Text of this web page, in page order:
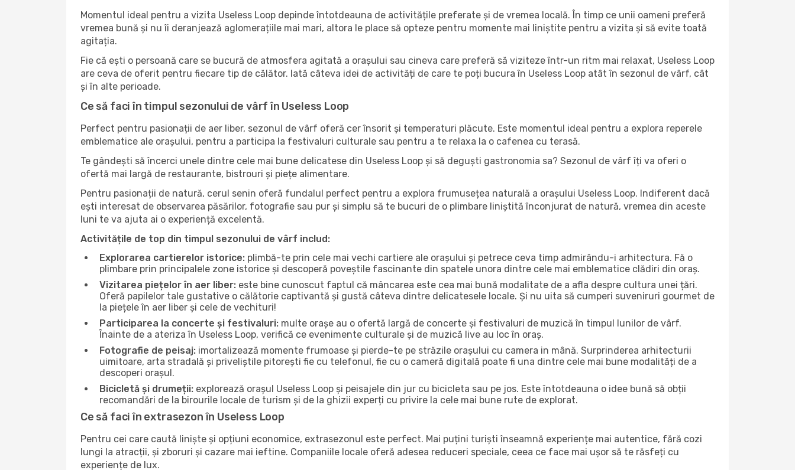
Momentul ideal pentru a vizita Useless Loop depinde întotdeauna de activitățile preferate și de vremea locală. În timp ce unii oameni preferă
vremea bună și nu îi deranjează aglomerațiile mai mari, altora le place să opteze pentru momente mai liniștite pentru a vizita și să evite toată
agitația.
Fie că ești o persoană care se bucură de atmosfera agitată a orașului sau cineva care preferă să viziteze într-un ritm mai relaxat, Useless Loop
are ceva de oferit pentru fiecare tip de călător. Iată câteva idei de activități de care te poți bucura în Useless Loop atât în ​​sezonul de vârf, cât
și în alte perioade.
Ce să faci în timpul sezonului de vârf în Useless Loop
Perfect pentru pasionații de aer liber, sezonul de vârf oferă cer însorit și temperaturi plăcute. Este momentul ideal pentru a explora reperele
emblematice ale orașului, pentru a participa la festivaluri culturale sau pentru a te relaxa la o cafenea cu terasă.
Te gândești să încerci unele dintre cele mai bune delicatese din Useless Loop și să deguști gastronomia sa? Sezonul de vârf îți va oferi o
ofertă mai largă de restaurante, bistrouri și piețe alimentare.
Pentru pasionații de natură, cerul senin oferă fundalul perfect pentru a explora frumusețea naturală a orașului Useless Loop. Indiferent dacă
ești interesat de observarea păsărilor, fotografie sau pur și simplu să te bucuri de o plimbare liniștită înconjurat de natură, vremea din aceste
luni te va ajuta ai o experiență excelentă.
Activitățile de top din timpul sezonului de vârf includ:
Explorarea cartierelor istorice: plimbă-te prin cele mai vechi cartiere ale orașului și petrece ceva timp admirându-i arhitectura. Fă o
plimbare prin principalele zone istorice și descoperă poveștile fascinante din spatele unora dintre cele mai emblematice clădiri din oraș.
Vizitarea piețelor în aer liber: este bine cunoscut faptul că mâncarea este cea mai bună modalitate de a afla despre cultura unei țări.
Oferă papilelor tale gustative o călătorie captivantă și gustă câteva dintre delicatesele locale. Și nu uita să cumperi suveniruri gourmet de
la piețele în aer liber și cele de vechituri!
Participarea la concerte și festivaluri: multe orașe au o ofertă largă de concerte și festivaluri de muzică în timpul lunilor de vârf.
Înainte de a ateriza în Useless Loop, verifică ce evenimente culturale și de muzică live au loc în oraș.
Fotografie de peisaj: imortalizează momente frumoase și pierde-te pe străzile orașului cu camera in mână. Surprinderea arhitecturii
uimitoare, arta stradală și priveliștile pitorești fie cu telefonul, fie cu o cameră digitală poate fi una dintre cele mai bune modalități de a
descoperi orașul.
Bicicletă și drumeții: explorează orașul Useless Loop și peisajele din jur cu bicicleta sau pe jos. Este întotdeauna o idee bună să obții
recomandări de la birourile locale de turism și de la ghizii experți cu privire la cele mai bune rute de explorat.
Ce să faci în extrasezon în Useless Loop
Pentru cei care caută liniște și opțiuni economice, extrasezonul este perfect. Mai puțini turiști înseamnă experiențe mai autentice, fără cozi
lungi la atracții, și zboruri și cazare mai ieftine. Companiile locale oferă adesea reduceri speciale, ceea ce face mai ușor să te răsfeți cu
experiențe de lux.